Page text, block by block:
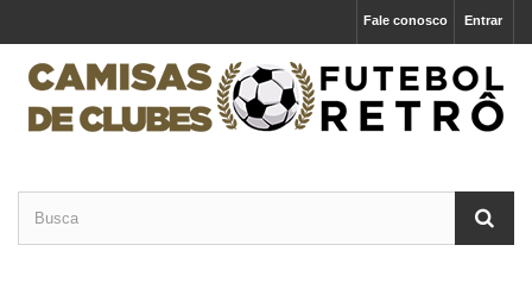
Entrar
Fale conosco